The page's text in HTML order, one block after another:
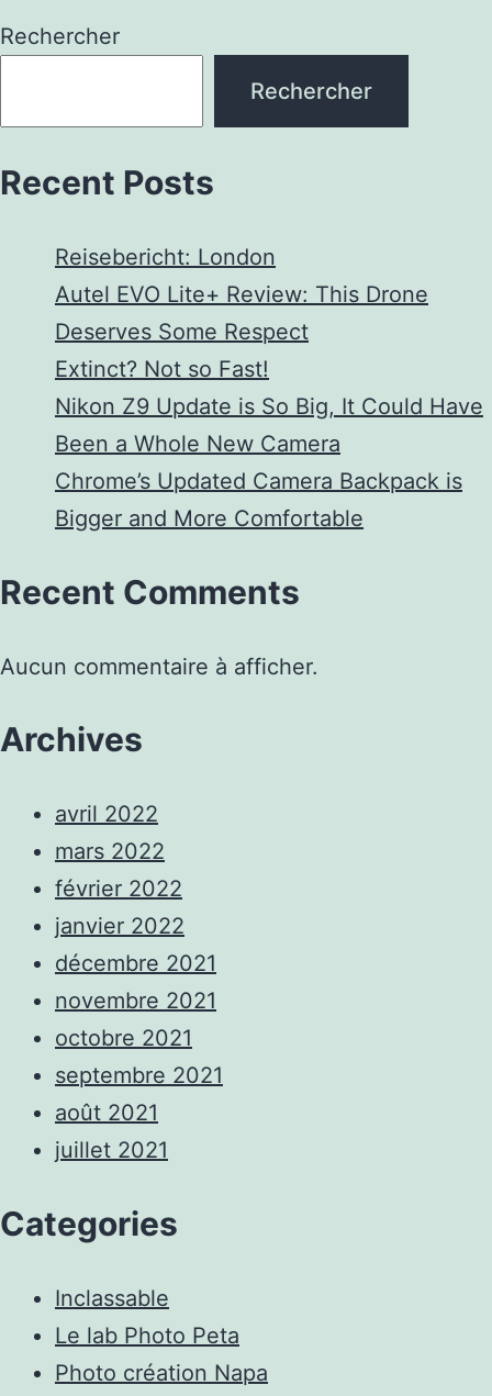
Rechercher
Rechercher
Recent Posts
Reisebericht: London
Autel EVO Lite+ Review: This Drone
Deserves Some Respect
Extinct? Not so Fast!
Nikon Z9 Update is So Big, It Could Have
Been a Whole New Camera
Chrome’s Updated Camera Backpack is
Bigger and More Comfortable
Recent Comments
Aucun commentaire à afficher.
Archives
avril 2022
mars 2022
février 2022
janvier 2022
décembre 2021
novembre 2021
octobre 2021
septembre 2021
août 2021
juillet 2021
Categories
Inclassable
Le lab Photo Peta
Photo création Napa